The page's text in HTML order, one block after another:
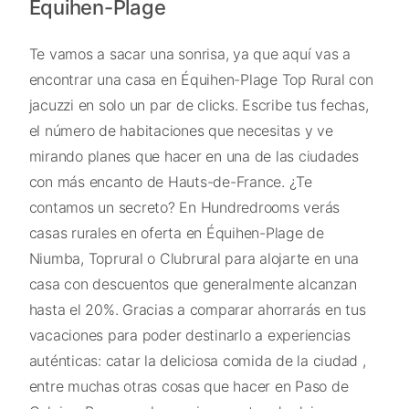
Équihen-Plage
Te vamos a sacar una sonrisa, ya que aquí vas a
encontrar una casa en Équihen-Plage Top Rural con
jacuzzi en solo un par de clicks. Escribe tus fechas,
el número de habitaciones que necesitas y ve
mirando planes que hacer en una de las ciudades
con más encanto de Hauts-de-France. ¿Te
contamos un secreto? En Hundredrooms verás
casas rurales en oferta en Équihen-Plage de
Niumba, Toprural o Clubrural para alojarte en una
casa con descuentos que generalmente alcanzan
hasta el 20%. Gracias a comparar ahorrarás en tus
vacaciones para poder destinarlo a experiencias
auténticas: catar la deliciosa comida de la ciudad ,
entre muchas otras cosas que hacer en Paso de